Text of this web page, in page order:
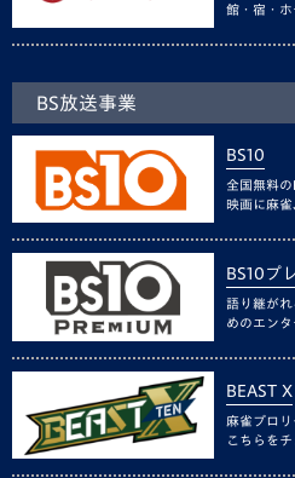
館・宿・
BS放送事業
BS10
全国無料の
映画に麻雀
BS10プ
語り継が
めのエン
BEAST X
麻雀プロ
こちらをチ